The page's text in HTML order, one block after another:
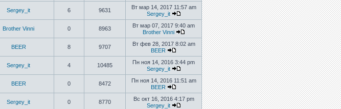
Sergey_it 6 9631
Вт мар 14, 2017 11:57 am
Sergey_it
Brother Vinni 0 8963
Вт мар 07, 2017 9:40 am
Brother Vinni
BEER 8 9707
Вт фев 28, 2017 8:02 am
BEER
Sergey_it 4 10485
Пн ноя 14, 2016 3:44 pm
Sergey_it
BEER 0 8472
Пн ноя 14, 2016 11:51 am
BEER
Sergey_it 0 8770
Вс окт 16, 2016 4:17 pm
Sergey_it